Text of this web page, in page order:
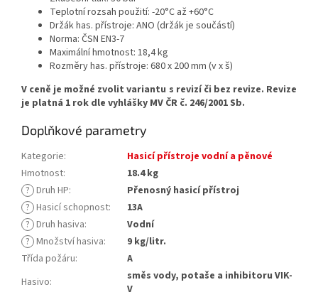
Teplotní rozsah použití: -20°C až +60°C
Držák has. přístroje: ANO (držák je součástí)
Norma: ČSN EN3-7
Maximální hmotnost: 18,4 kg
Rozměry has. přístroje: 680 x 200 mm (v x š)
V ceně je možné zvolit variantu s revizí či bez revize. Revize
je platná 1 rok dle vyhlášky MV ČR č. 246/2001 Sb.
Doplňkové parametry
Kategorie:
Hasicí přístroje vodní a pěnové
Hmotnost:
18.4 kg
? Druh HP:
Přenosný hasicí přístroj
? Hasicí schopnost:
13A
? Druh hasiva:
Vodní
? Množství hasiva:
9 kg/litr.
Třída požáru:
A
Hasivo:
směs vody, potaše a inhibitoru VIK-
V